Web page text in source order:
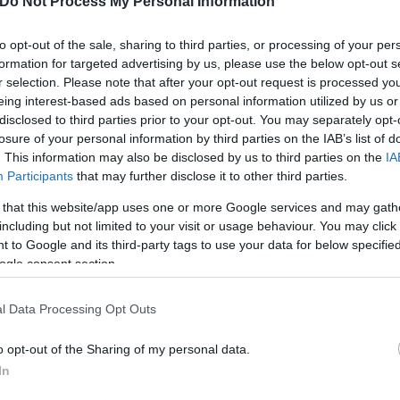
opt-out of the sale, sharing to third parties, or processing of your
for targeted advertising by us, please use the below opt-out
selection. Please note that after your opt-out request is processed
interest-based ads based on personal information utilized by us
to third parties prior to your opt-out. You may separately
of your personal information by third parties on the IAB’s list of
This information may also be disclosed by us to third parties on the
Participants that may further disclose it to other third parties.
that this website/app uses one or more Google services and may
but not limited to your visit or usage behaviour. You may
to Google and its third-party tags to use your data for below
consent section.
Data Processing Opt Outs
opt-out of the Sharing of my personal data.
διαπιστώθηκε η ύπαρξη δυο εγκληματικών
συνδετικά στοιχεία, ενώ δρούσαν με
Αθήνα και στον Άγιο Δημήτριο Αττικής, όπου
σε υποψήφια θύματα-πολίτες της Μέσης
αποδόσεων σε επενδύσεις, χωρίς οι εν λόγω
ενώ μέρος των χρημάτων των θυμάτων